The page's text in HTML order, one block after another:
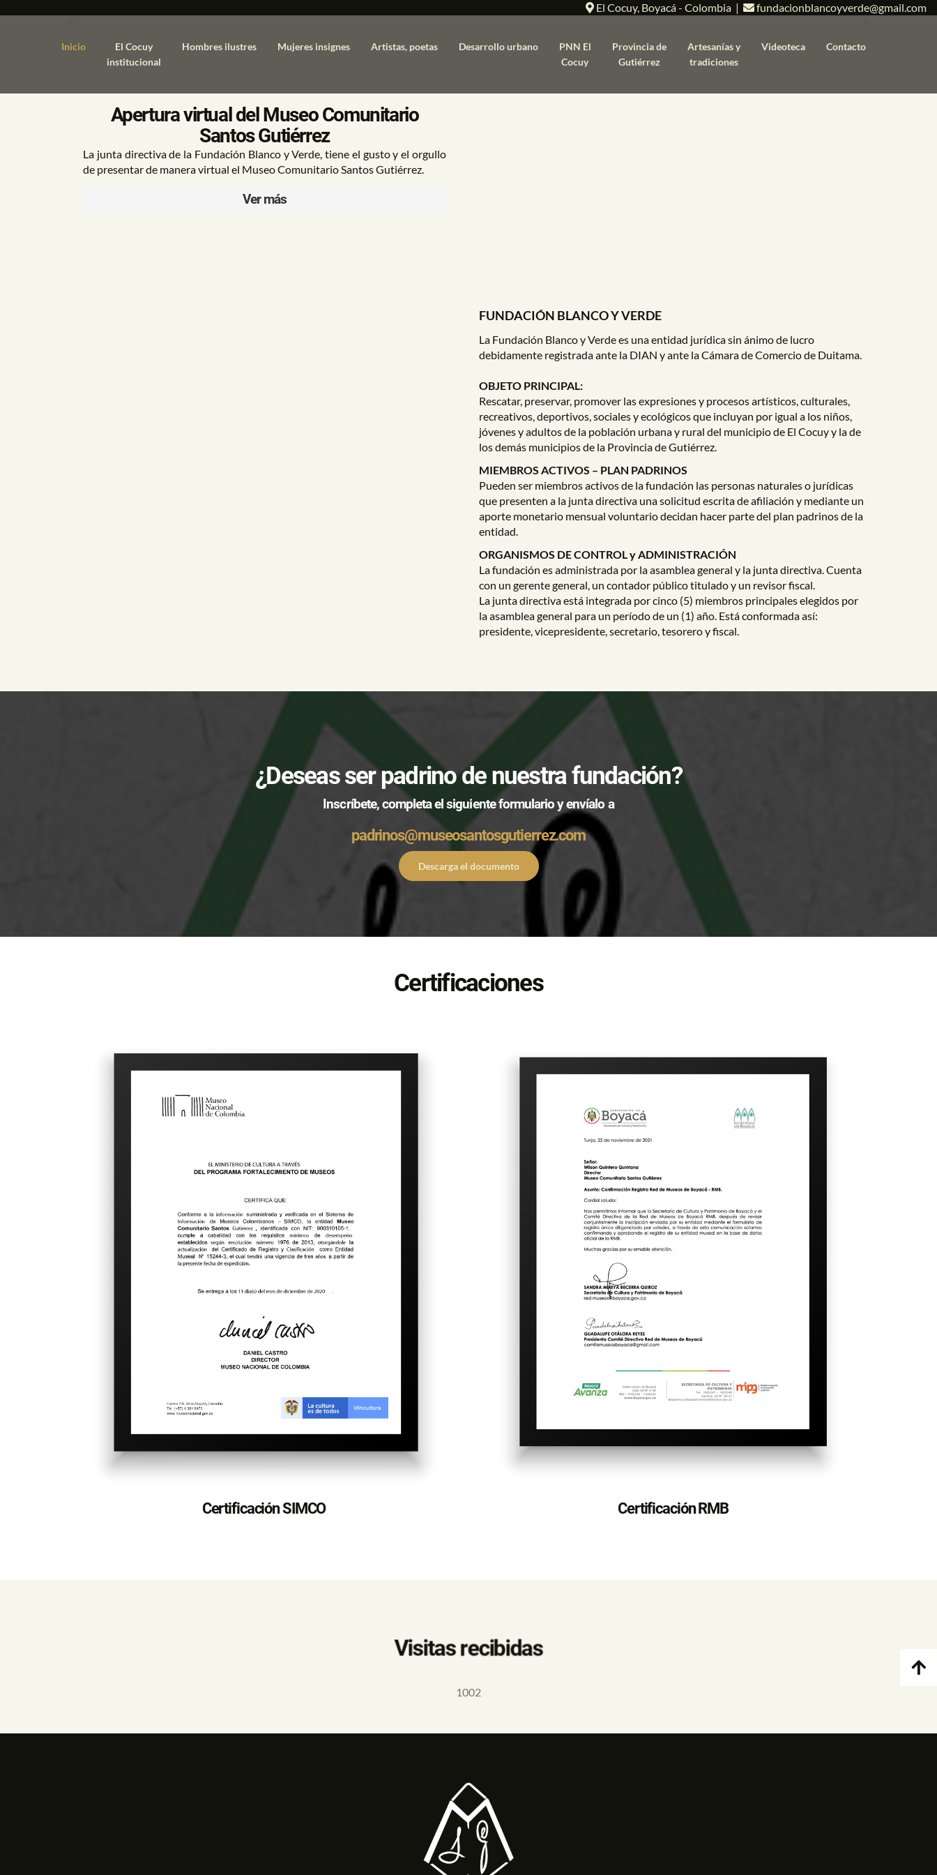
El Cocuy, Boyacá - Colombia | fundacionblancoyverde@gmail.com
Inicio
El Cocuy
institucional
Hombres ilustres Mujeres insignes Artistas, poetas Desarrollo urbano
PNN El
Cocuy
Provincia de
Gutiérrez
Artesanías y
tradiciones
Videoteca Contacto
Apertura virtual del Museo Comunitario
Santos Gutiérrez
La junta directiva de la Fundación Blanco y Verde, tiene el gusto y el orgullo
de presentar de manera virtual el Museo Comunitario Santos Gutiérrez.
Ver más
FUNDACIÓN BLANCO Y VERDE
La Fundación Blanco y Verde es una entidad jurídica sin ánimo de lucro
debidamente registrada ante la DIAN y ante la Cámara de Comercio de Duitama.
OBJETO PRINCIPAL:
Rescatar, preservar, promover las expresiones y procesos artísticos, culturales,
recreativos, deportivos, sociales y ecológicos que incluyan por igual a los niños,
jóvenes y adultos de la población urbana y rural del municipio de El Cocuy y la de
los demás municipios de la Provincia de Gutiérrez.
MIEMBROS ACTIVOS – PLAN PADRINOS
Pueden ser miembros activos de la fundación las personas naturales o jurídicas
que presenten a la junta directiva una solicitud escrita de afiliación y mediante un
aporte monetario mensual voluntario decidan hacer parte del plan padrinos de la
entidad.
ORGANISMOS DE CONTROL y ADMINISTRACIÓN
La fundación es administrada por la asamblea general y la junta directiva. Cuenta
con un gerente general, un contador público titulado y un revisor fiscal.
La junta directiva está integrada por cinco (5) miembros principales elegidos por
la asamblea general para un período de un (1) año. Está conformada así:
presidente, vicepresidente, secretario, tesorero y fiscal.
¿Deseas ser padrino de nuestra fundación?
Inscríbete, completa el siguiente formulario y envíalo a
padrinos@museosantosgutierrez.com
Descarga el documento
Certificaciones
Certificación SIMCO Certificación RMB
Visitas recibidas
1002